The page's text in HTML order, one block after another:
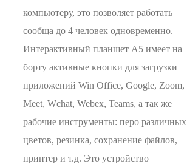
компьютеру, это позволяет работать
сообща до 4 человек одновременно.
Интерактивный планшет А5 имеет на
борту активные кнопки для загрузки
приложений Win Office, Google, Zoom,
Meet, Wchat, Webex, Teams, а так же
рабочие инструменты: перо различных
цветов, резинка, сохранение файлов,
принтер и т.д. Это устройство